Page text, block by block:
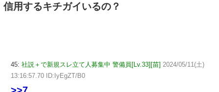
信用するキチガイいるの？
45: 社説＋で新規スレ立て人募集中 警備員[Lv.33][苗] 2024/05/11(土)
13:16:57.70 ID:IyEgZT/B0